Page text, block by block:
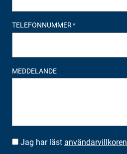
TELEFONNUMMER*
MEDDELANDE
SUOSTUMUS *
Jag har läst användarvillkoren